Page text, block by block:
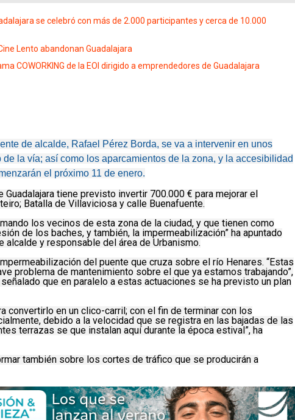
se celebró con más de 2.000 participantes y cerca de 10.000
Lento abandonan Guadalajara
COWORKING de la EOI dirigido a emprendedores de Guadalajara
de alcalde, Rafael Pérez Borda, se va a intervenir en unos
la vía; así como los aparcamientos de la zona, y la accesibilidad
el próximo 11 de enero.
Guadalajara tiene previsto invertir 700.000 € para mejorar el
Batalla de Villaviciosa y calle Buenafuente.
los vecinos de esta zona de la ciudad, y que tienen como
de los baches, y también, la impermeabilización” ha apuntado
alcalde y responsable del área de Urbanismo.
del puente que cruza sobre el río Henares. “Estas
problema de mantenimiento sobre el que ya estamos trabajando”,
que en paralelo a estas actuaciones se ha previsto un plan
convertirlo en un clico-carril; con el fin de terminar con los
debido a la velocidad que se registra en las bajadas de las
terrazas se que instalan aquí durante la época estival”, ha
también sobre los cortes de tráfico que se producirán a